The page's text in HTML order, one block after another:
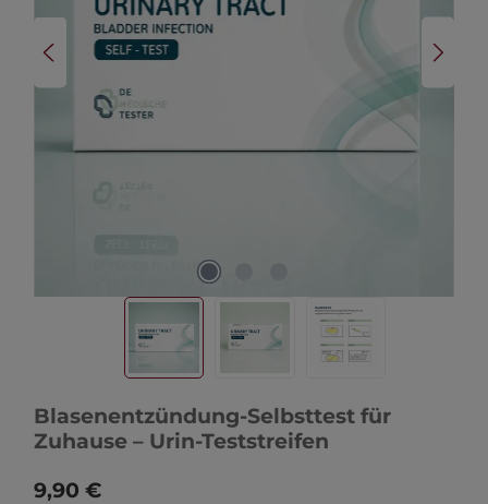
Blasenentzündung-Selbsttest für
Zuhause – Urin-Teststreifen
Regulärer Preis:
9,90 €